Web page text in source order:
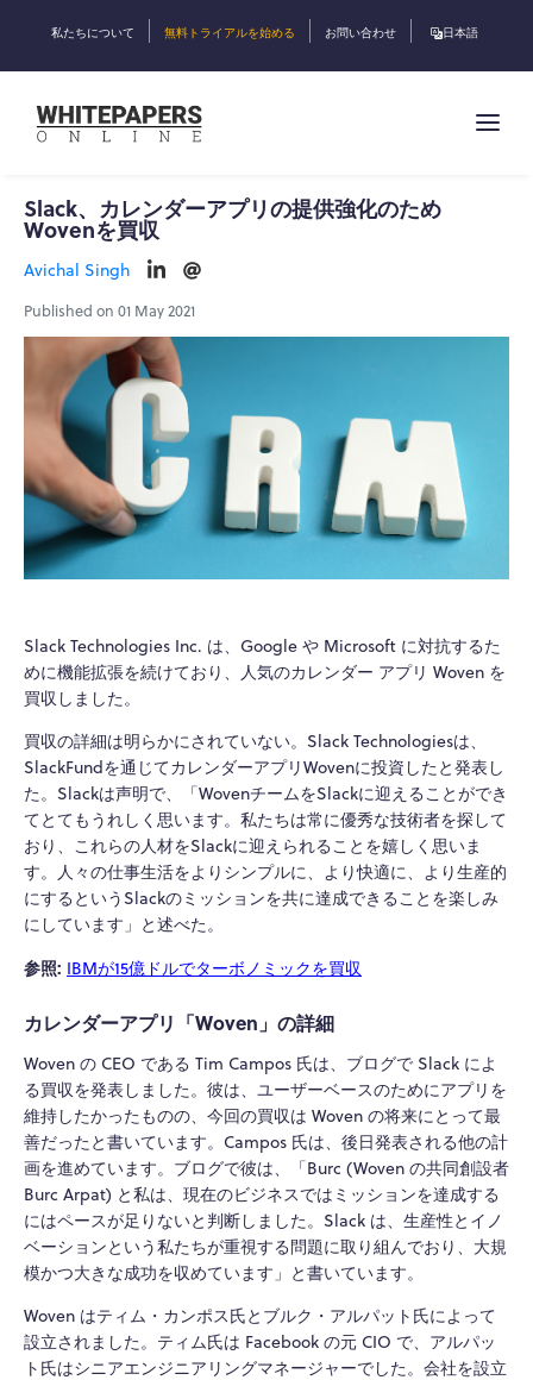
私たちについて 無料トライアルを始める お問い合わせ 日本語
Slack、カレンダーアプリの提供強化のため
Wovenを買収
Avichal Singh
Published on 01 May 2021
Slack Technologies Inc. は、Google や Microsoft に対抗するた
めに機能拡張を続けており、人気のカレンダー アプリ Woven を
買収しました。
買収の詳細は明らかにされていない。Slack Technologiesは、
SlackFundを通じてカレンダーアプリWovenに投資したと発表し
た。Slackは声明で、「WovenチームをSlackに迎えることができ
てとてもうれしく思います。私たちは常に優秀な技術者を探して
おり、これらの人材をSlackに迎えられることを嬉しく思いま
す。人々の仕事生活をよりシンプルに、より快適に、より生産的
にするというSlackのミッションを共に達成できることを楽しみ
にしています」と述べた。
参照: IBMが15億ドルでターボノミックを買収
カレンダーアプリ「Woven」の詳細
Woven の CEO である Tim Campos 氏は、ブログで Slack によ
る買収を発表しました。彼は、ユーザーベースのためにアプリを
維持したかったものの、今回の買収は Woven の将来にとって最
善だったと書いています。Campos 氏は、後日発表される他の計
画を進めています。ブログで彼は、「Burc (Woven の共同創設者
Burc Arpat) と私は、現在のビジネスではミッションを達成する
にはペースが足りないと判断しました。Slack は、生産性とイノ
ベーションという私たちが重視する問題に取り組んでおり、大規
模かつ大きな成功を収めています」と書いています。
Woven はティム・カンポス氏とブルク・アルパット氏によって
設立されました。ティム氏は Facebook の元 CIO で、アルパッ
ト氏はシニアエンジニアリングマネージャーでした。会社を設立